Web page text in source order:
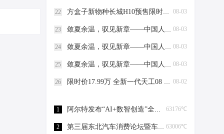
08-03
22 方盒子新物种长城H10预售限时权益价21.48万元起
08-03
23 敛夏余温，驭见新章——中国人保携手安徽中迪汽车购车嘉年华
08-03
24 敛夏余温，驭见新章——中国人保携手安庆市好迪汽车购车嘉年华
08-03
25 敛夏余温，驭见新章——中国人保携手安庆利沃汽车购车嘉年华
08-02
26 限时价17.99万 全新一代天工08 670 Max上市
63176℃
1 阿尔特发布“AI+数智创造”全新产品体系
63006℃
2 第三届东北汽车消费论坛暨车市金诺品牌榜在沈阳成功举办